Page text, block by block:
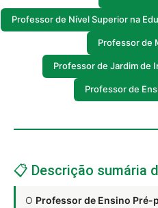
Professor de Nível Superior na
Professor de
Professor de Jardim de
Professor de
📋 Descrição sumária
O Professor de Ensino Pré-